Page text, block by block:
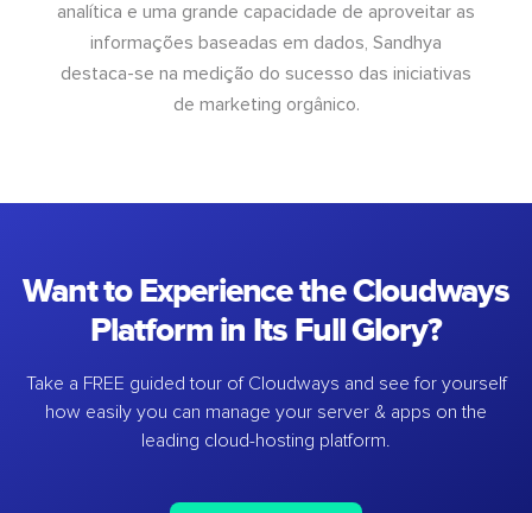
analítica e uma grande capacidade de aproveitar as
informações baseadas em dados, Sandhya
destaca-se na medição do sucesso das iniciativas
de marketing orgânico.
Want to Experience the Cloudways
Platform in Its Full Glory?
Take a FREE guided tour of Cloudways and see for yourself
how easily you can manage your server & apps on the
leading cloud-hosting platform.